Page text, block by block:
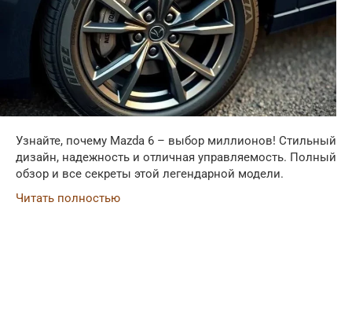
Узнайте, почему Mazda 6 – выбор миллионов! Стильный
дизайн, надежность и отличная управляемость. Полный
обзор и все секреты этой легендарной модели.
Читать полностью